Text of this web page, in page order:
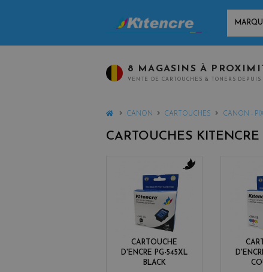
8 MAGASINS À
VENTE DE CARTOUCHES & TONERS DEPUIS
HOMECANON CARTOUCHES CANON -
CARTOUCHES KITENCRE
CARTOUCHE
D'ENCRE PG-545XL
BLACK